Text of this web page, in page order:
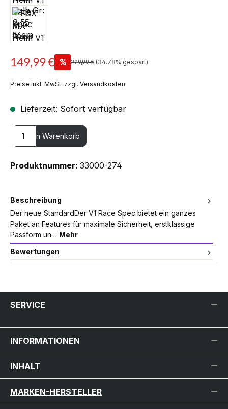
149,99 € % 229,99 € (34.78% gespart)
Preise inkl. MwSt. zzgl. Versandkosten
Lieferzeit: Sofort verfügbar
Produkt Anzahl: Gib den gewünschten Wert ein oder benutze
In den Warenkorb
Produktnummer: 33000-274
Beschreibung
Der neue StandardDer V1 Race Spec bietet ein ganzes
Paket an Features für maximale Sicherheit, erstklassige
Passform un… Mehr
Bewertungen
SERVICE
INFORMATIONEN
INHALT
MARKEN-HERSTELLER